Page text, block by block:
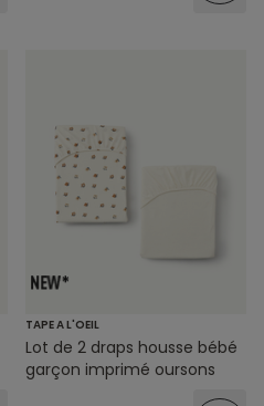
TAPE A L'OEIL
Lot de 2 draps housse bébé
garçon imprimé oursons